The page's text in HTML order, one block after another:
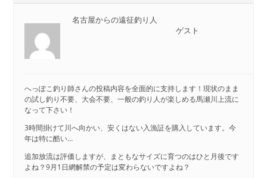
名古屋からの遠征釣り人
ゲスト
へっぽこ釣り師さんの投稿内容を全面的に支持します！現状のまま
の試し釣り不要、大会不要、一般の釣り人が楽しめる馬瀬川上流に
なって下さい！
3時間掛けて川へ向かい、安くはない入漁証を購入しています。今
年は特に酷い…
追加放流は評価しますが、まともなサイズに育つのはひと月後です
よね？9月1日網解禁の予定は変わらないですよね？